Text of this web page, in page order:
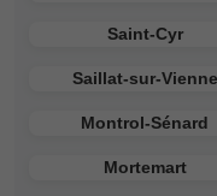
Saint-Cyr
Saillat-sur-Vienne
Montrol-Sénard
Mortemart